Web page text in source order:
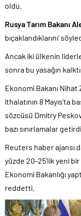
oldu.
Rusya Tarım Bakanı
bıçaklandıklarını’
Ancak iki ülkenin
sonra bu yasağın
Ekonomi Bakanı Nihat
ithalatının 8 Mayıs’ta
sözcüsü Dmitry
bazı sınırlamalar
Reuters haber ajansı
yüzde 20-25’lik yeni
Ekonomi Bakanlığı
reddetti.